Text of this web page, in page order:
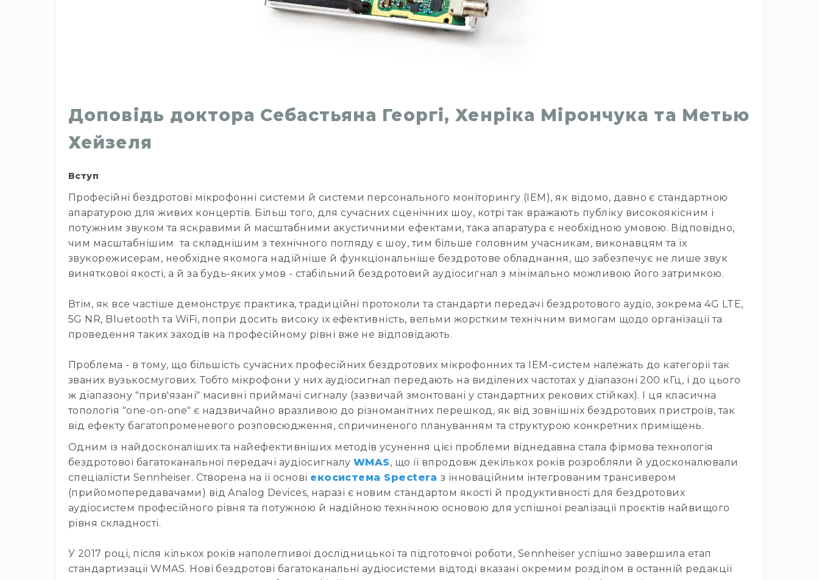
Доповідь доктора Себастьяна Георгі, Хенріка Мірончука та Метью
Хейзеля
Вступ
Професійні бездротові мікрофонні системи й системи персонального моніторингу (IEM), як відомо, давно є стандартною
апаратурою для живих концертів. Більш того, для сучасних сценічних шоу, котрі так вражають публіку високоякісним і
потужним звуком та яскравими й масштабними акустичними ефектами, така апаратура є необхідною умовою. Відповідно,
чим масштабнішим та складнішим з технічного погляду є шоу, тим більше головним учасникам, виконавцям та їх
звукорежисерам, необхідне якомога надійніше й функціональніше бездротове обладнання, що забезпечує не лише звук
виняткової якості, а й за будь-яких умов - стабільний бездротовий аудіосигнал з мінімально можливою його затримкою.
Втім, як все частіше демонструє практика, традиційні протоколи та стандарти передачі бездротового аудіо, зокрема 4G LTE,
5G NR, Bluetooth та WiFi, попри досить високу їх ефективність, вельми жорстким технічним вимогам щодо організації та
проведення таких заходів на професійному рівні вже не відповідають.
Проблема - в тому, що більшість сучасних професійних бездротових мікрофонних та IEM-систем належать до категорії так
званих вузькосмугових. Тобто мікрофони у них аудіосигнал передають на виділених частотах у діапазоні 200 кГц, і до цього
ж діапазону "прив'язані" масивні приймачі сигналу (зазвичай змонтовані у стандартних рекових стійках). І ця класична
топологія "one-on-one" є надзвичайно вразливою до різноманітних перешкод, як від зовнішніх бездротових пристроїв, так
від ефекту багатопроменевого розповсюдження, спричиненого плануванням та структурою конкретних приміщень.
Одним із найдосконаліших та найефективніших методів усунення цієї проблеми віднедавна стала фірмова технологія
бездротової багатоканальної передачі аудіосигналуWMAS, що її впродовж декількох років розробляли й удосконалювали
спеціалісти Sennheiser. Створена на її основі екосистема Spectera з інноваційним інтегрованим трансивером
(прийомопередавачами) від Analog Devices, наразі є новим стандартом якості й продуктивності для бездротових
аудіосистем професійного рівня та потужною й надійною технічною основою для успішної реалізації проєктів найвищого
рівня складності.
У 2017 році, після кількох років наполегливої дослідницької та підготовчої роботи, Sennheiser успішно завершила етап
стандартизації WMAS. Нові бездротові багатоканальні аудіосистеми відтоді вказані окремим розділом в останній редакції